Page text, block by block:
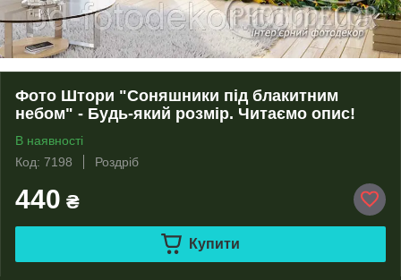
Фото Штори "Соняшники під блакитним
небом" - Будь-який розмір. Читаємо опис!
В наявності
Код: 7198
Роздріб
440 ₴
Купити